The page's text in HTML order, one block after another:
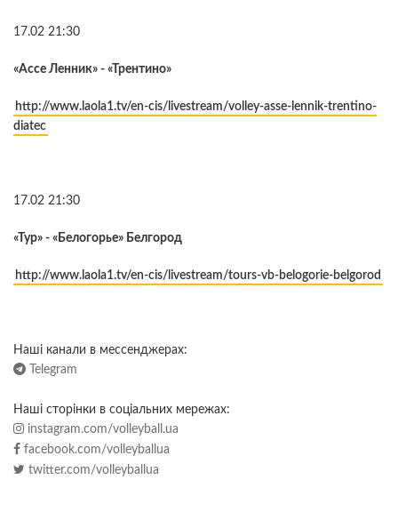
17.02 21:30
«Ассе Ленник» - «Трентино»
http://www.laola1.tv/en-cis/livestream/volley-asse-lennik-trentino-
diatec
17.02 21:30
«Тур» - «Белогорье» Белгород
http://www.laola1.tv/en-cis/livestream/tours-vb-belogorie-belgorod
Наші канали в мессенджерах:
Telegram
Наші сторінки в соціальних мережах:
instagram.com/volleyball.ua
facebook.com/volleyballua
twitter.com/volleyballua